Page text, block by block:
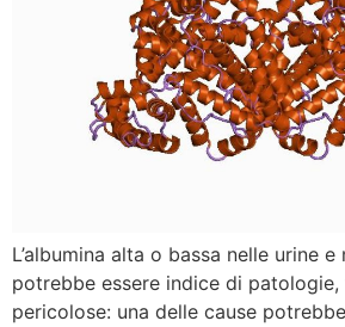
L’albumina alta o bassa nelle urine e
potrebbe essere indice di
pericolose: una delle cause